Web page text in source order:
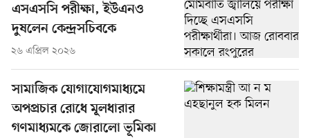
এসএসসি পরীক্ষা, ইউএনও
দুষলেন কেন্দ্রসচিবকে
২৬ এপ্রিল ২০২৬
সামাজিক যোগাযোগমাধ্যমে
অপপ্রচার রোধে মূলধারার
গণমাধ্যমকে জোরালো ভূমিকা